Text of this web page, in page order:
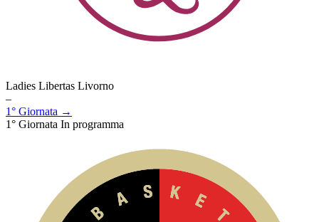
Ladies Libertas Livorno
–
1° Giornata →
1° Giornata In programma